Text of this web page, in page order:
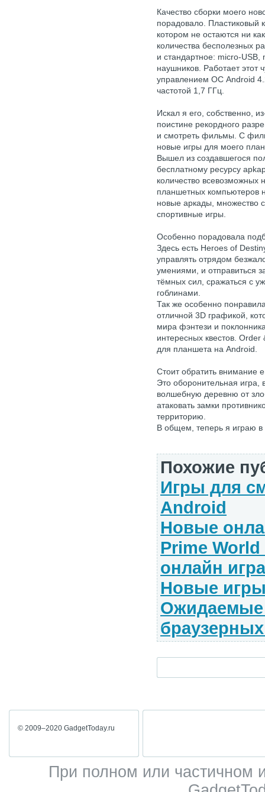
Качество сборки моего
порадовало. Пластиковый
котором не остаются ни
количества бесполезных
и стандартное: micro-
наушников. Работает этот
управлением ОС Android
частотой 1,7 ГГц.
Искал я его, собственно,
поистине рекордного
и смотреть фильмы. С
новые игры для моего
Вышел из создавшегося
бесплатному ресурсу
количество всевозможных
планшетных компьютеров
новые аркады, множество
спортивные игры.
Особенно порадовала
Здесь есть Heroes of
управлять отрядом
умениями, и отправиться
тёмных сил, сражаться с
гоблинами.
Так же особенно
отличной 3D графикой,
мира фэнтези и
интересных квестов.
для планшета на Android.
Стоит обратить внимание
Это оборонительная игра,
волшебную деревню от
атаковать замки
территорию.
В общем, теперь я играю
Похожие
Игры для
Android
Новые
Prime
онлайн игра
Новые
Ожидаемые
© 2009–2020 GadgetToday.ru
При полном или частичном